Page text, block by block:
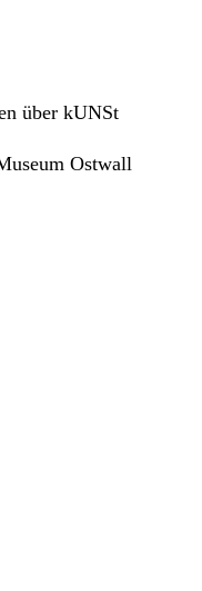
über kUNSt
Ostwall